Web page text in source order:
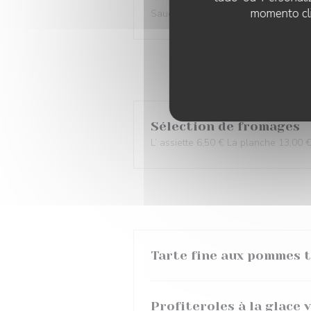
momento
Sauce béarnaise, sauce au poivre,
Sélection de fromages
L’ assiette 6,50 € La planche 13,00 €
Tarte fine aux
Profiteroles à la glace